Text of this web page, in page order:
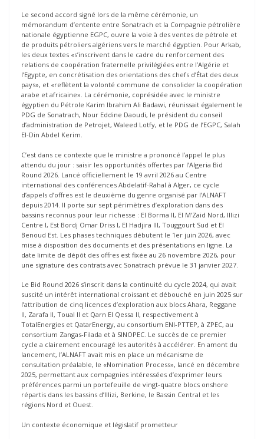
Le second accord signé lors de la même cérémonie, un
mémorandum d’entente entre Sonatrach et la Compagnie pétrolière
nationale égyptienne EGPC, ouvre la voie à des ventes de pétrole et
de produits pétroliers algériens vers le marché égyptien. Pour Arkab,
les deux textes «s’inscrivent dans le cadre du renforcement des
relations de coopération fraternelle privilégiées entre l’Algérie et
l’Egypte, en concrétisation des orientations des chefs d’État des deux
pays», et «reflètent la volonté commune de consolider la coopération
arabe et africaine». La cérémonie, coprésidée avec le ministre
égyptien du Pétrole Karim Ibrahim Ali Badawi, réunissait également le
PDG de Sonatrach, Nour Eddine Daoudi, le président du conseil
d’administration de Petrojet, Waleed Lotfy, et le PDG de l’EGPC, Salah
El-Din Abdel Kerim.
C’est dans ce contexte que le ministre a prononcé l’appel le plus
attendu du jour : saisir les opportunités offertes par l’Algeria Bid
Round 2026. Lancé officiellement le 19 avril 2026 au Centre
international des conférences Abdelatif-Rahal à Alger, ce cycle
d’appels d’offres est le deuxième du genre organisé par l’ALNAFT
depuis 2014. Il porte sur sept périmètres d’exploration dans des
bassins reconnus pour leur richesse : El Borma II, El M’Zaid Nord, Illizi
Centre I, Est Bordj Omar Driss I, El Hadjira III, Touggourt Sud et El
Benoud Est. Les phases techniques débutent le 1er juin 2026, avec
mise à disposition des documents et des présentations en ligne. La
date limite de dépôt des offres est fixée au 26 novembre 2026, pour
une signature des contrats avec Sonatrach prévue le 31 janvier 2027.
Le Bid Round 2026 s’inscrit dans la continuité du cycle 2024, qui avait
suscité un intérêt international croissant et débouché en juin 2025 sur
l’attribution de cinq licences d’exploration aux blocs Ahara, Reggane
II, Zarafa II, Toual II et Qarn El Qessa II, respectivement à
TotalEnergies et QatarEnergy, au consortium ENI-PTTEP, à ZPEC, au
consortium Zangas-Filada et à SINOPEC. Le succès de ce premier
cycle a clairement encouragé les autorités à accélérer. En amont du
lancement, l’ALNAFT avait mis en place un mécanisme de
consultation préalable, le «Nomination Process», lancé en décembre
2025, permettant aux compagnies intéressées d’exprimer leurs
préférences parmi un portefeuille de vingt-quatre blocs onshore
répartis dans les bassins d’Illizi, Berkine, le Bassin Central et les
régions Nord et Ouest.
Un contexte économique et législatif prometteur